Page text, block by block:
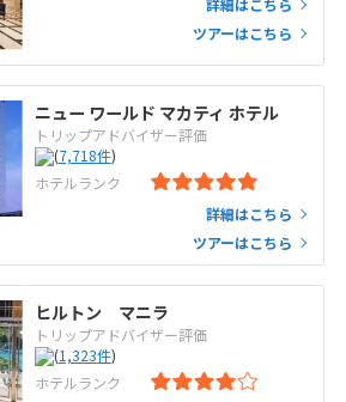
詳細はこちら
ツアーはこちら
ニュー ワールド マカティ ホテル
トリップアドバイザー評価
(7,718件)
ホテルランク
詳細はこちら
ツアーはこちら
ヒルトン マニラ
トリップアドバイザー評価
(1,323件)
ホテルランク